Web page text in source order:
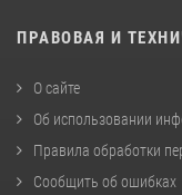
ПРАВОВАЯ И
О сайте
Об использовании
Правила обработки
Сообщить об ошибках